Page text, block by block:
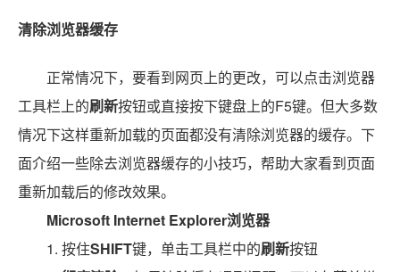
清除浏览器缓存
正常情况下，要看到网页上的更改，可以点击浏览器
工具栏上的刷新按钮或直接按下键盘上的F5键。但大多数
情况下这样重新加载的页面都没有清除浏览器的缓存。下
面介绍一些除去浏览器缓存的小技巧，帮助大家看到页面
重新加载后的修改效果。
Microsoft Internet Explorer浏览器
1. 按住SHIFT键，单击工具栏中的刷新按钮